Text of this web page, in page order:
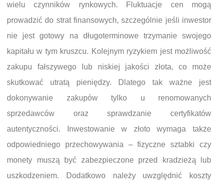
wielu czynników rynkowych. Fluktuacje cen mogą
prowadzić do strat finansowych, szczególnie jeśli inwestor
nie jest gotowy na długoterminowe trzymanie swojego
kapitału w tym kruszcu. Kolejnym ryzykiem jest możliwość
zakupu fałszywego lub niskiej jakości złota, co może
skutkować utratą pieniędzy. Dlatego tak ważne jest
dokonywanie zakupów tylko u renomowanych
sprzedawców oraz sprawdzanie certyfikatów
autentyczności. Inwestowanie w złoto wymaga także
odpowiedniego przechowywania – fizyczne sztabki czy
monety muszą być zabezpieczone przed kradzieżą lub
uszkodzeniem. Dodatkowo należy uwzględnić koszty